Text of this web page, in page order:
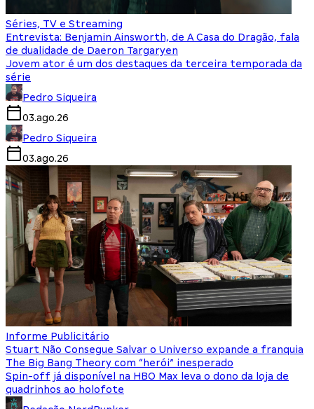
Séries, TV e Streaming
Entrevista: Benjamin Ainsworth, de A Casa do Dragão, fala
de dualidade de Daeron Targaryen
Jovem ator é um dos destaques da terceira temporada da
série
Pedro Siqueira
03.ago.26
Pedro Siqueira
03.ago.26
Informe Publicitário
Stuart Não Consegue Salvar o Universo expande a franquia
The Big Bang Theory com “herói” inesperado
Spin-off já disponível na HBO Max leva o dono da loja de
quadrinhos ao holofote